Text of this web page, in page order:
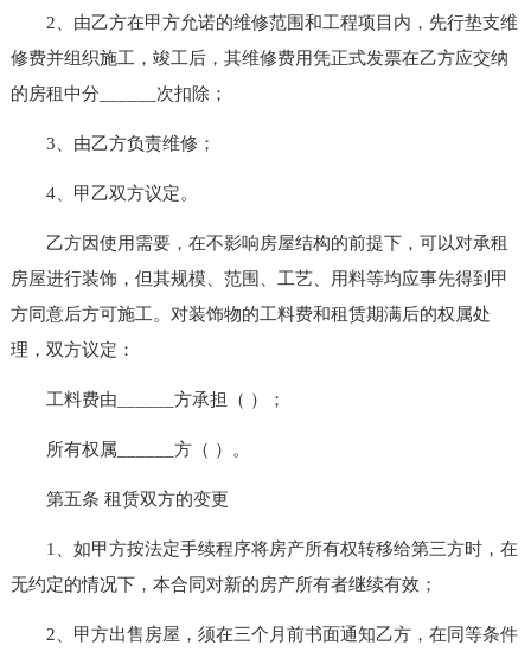
2、由乙方在甲方允诺的维修范围和工程项目内，先行垫支维
修费并组织施工，竣工后，其维修费用凭正式发票在乙方应交纳
的房租中分______次扣除；
3、由乙方负责维修；
4、甲乙双方议定。
乙方因使用需要，在不影响房屋结构的前提下，可以对承租
房屋进行装饰，但其规模、范围、工艺、用料等均应事先得到甲
方同意后方可施工。对装饰物的工料费和租赁期满后的权属处
理，双方议定：
工料费由______方承担（ ）；
所有权属______方（ ）。
第五条 租赁双方的变更
1、如甲方按法定手续程序将房产所有权转移给第三方时，在
无约定的情况下，本合同对新的房产所有者继续有效；
2、甲方出售房屋，须在三个月前书面通知乙方，在同等条件